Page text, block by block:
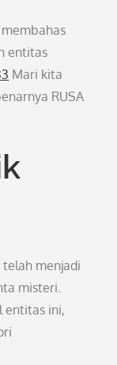
entitas
Mari kita
RUSA
telah menjadi
misteri.
entitas ini,